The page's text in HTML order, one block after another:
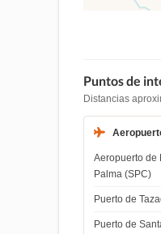
Puntos de
Distancias
Aeropuerto de
Palma (SPC)
Puerto de
Puerto de